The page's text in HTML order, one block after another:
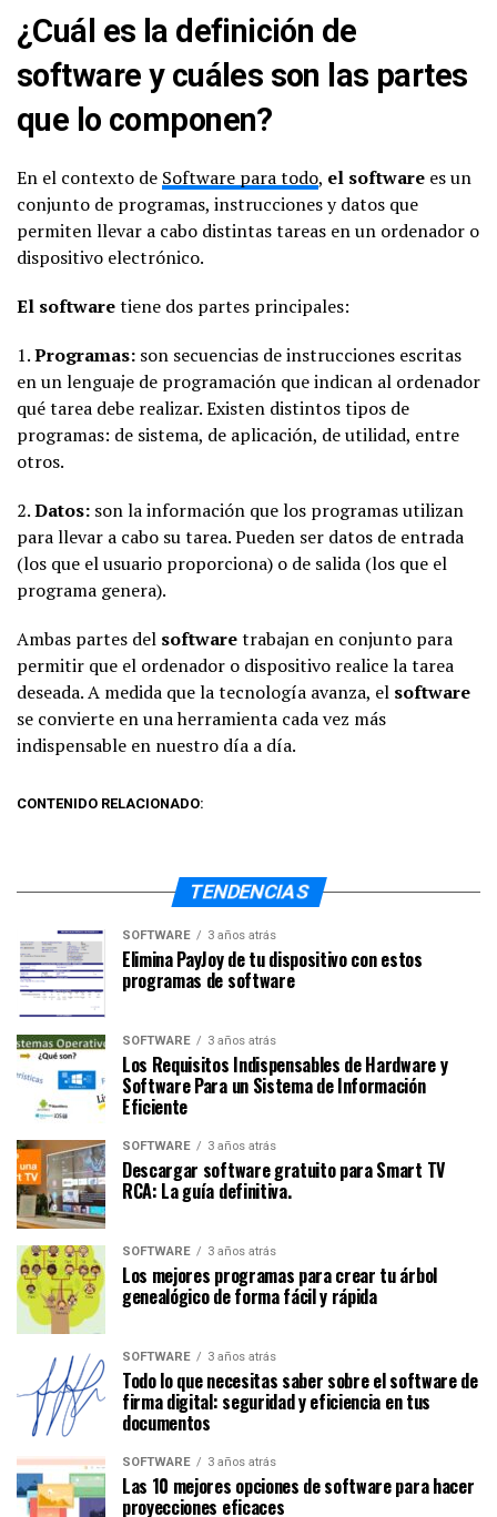
¿Cuál es la definición de
software y cuáles son las partes
que lo componen?
En el contexto de Software para todo, el software es un
conjunto de programas, instrucciones y datos que
permiten llevar a cabo distintas tareas en un ordenador o
dispositivo electrónico.
El softwaretiene dos partes principales:
1.Programas: son secuencias de instrucciones escritas
en un lenguaje de programación que indican al ordenador
qué tarea debe realizar. Existen distintos tipos de
programas: de sistema, de aplicación, de utilidad, entre
otros.
2.Datos: son la información que los programas utilizan
para llevar a cabo su tarea. Pueden ser datos de entrada
(los que el usuario proporciona) o de salida (los que el
programa genera).
Ambas partes del softwaretrabajan en conjunto para
permitir que el ordenador o dispositivo realice la tarea
deseada. A medida que la tecnología avanza, el software
se convierte en una herramienta cada vez más
indispensable en nuestro día a día.
CONTENIDO RELACIONADO:
TENDENCIAS
SOFTWARE 3 años atrás
Elimina PayJoy de tu dispositivo con estos
programas de software
SOFTWARE 3 años atrás
Los Requisitos Indispensables de Hardware y
Software Para un Sistema de Información
Eficiente
SOFTWARE 3 años atrás
Descargar software gratuito para Smart TV
RCA: La guía definitiva.
SOFTWARE 3 años atrás
Los mejores programas para crear tu árbol
genealógico de forma fácil y rápida
SOFTWARE 3 años atrás
Todo lo que necesitas saber sobre el software de
firma digital: seguridad y eficiencia en tus
documentos
SOFTWARE 3 años atrás
Las 10 mejores opciones de software para hacer
proyecciones eficaces